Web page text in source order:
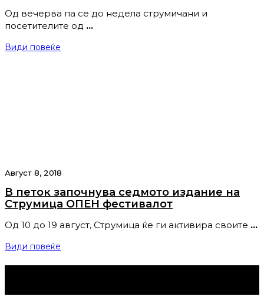
Од вечерва па се до недела струмичани и
посетителите од …
Види повеќе
Август 8, 2018
В петок започнува седмото издание на
Струмица ОПЕН фестивалот
Од 10 до 19 август, Струмица ќе ги активира своите …
Види повеќе